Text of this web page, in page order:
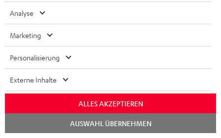
20.10.2020
Mehr...
Analyse
Marketing
Personalisierung
Externe Inhalte
ALLES AKZEPTIEREN
AUSWAHL ÜBERNEHMEN